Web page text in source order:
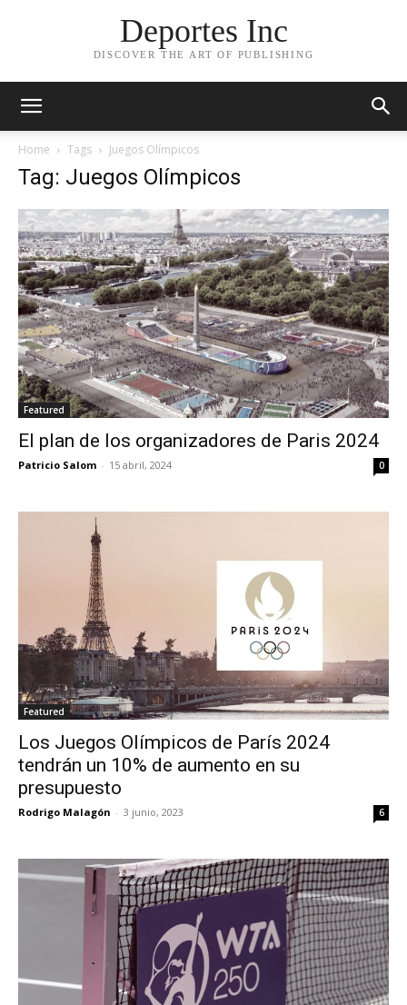
Deportes Inc
DISCOVER THE ART OF PUBLISHING
Home Tags Juegos Olímpicos
Tag: Juegos Olímpicos
Featured
El plan de los organizadores de Paris 2024
Patricio Salom - 15 abril, 2024 0
Featured
Los Juegos Olímpicos de París 2024
tendrán un 10% de aumento en su
presupuesto
Rodrigo Malagón - 3 junio, 2023 6